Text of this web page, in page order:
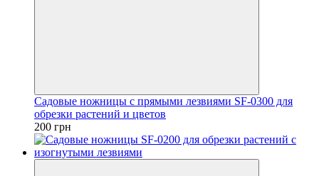
Садовые ножницы с прямыми лезвиями SF-0300 для
обрезки растений и цветов
200 грн